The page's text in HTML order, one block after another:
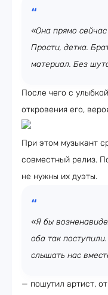
«Она прямо
Прости, детка.
материал. Без
После чего с
откровения его,
При этом музыкант
совместный релиз.
не нужны их дуэты.
«Я бы
оба так
слышать нас
— пошутил артист,